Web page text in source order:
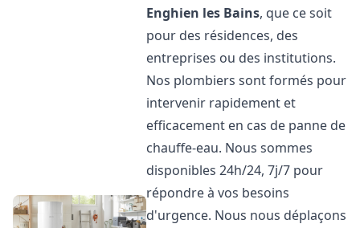
Enghien les Bains, que ce soit
pour des résidences, des
entreprises ou des institutions.
Nos plombiers sont formés pour
intervenir rapidement et
efficacement en cas de panne de
chauffe-eau. Nous sommes
disponibles 24h/24, 7j/7 pour
répondre à vos besoins
d'urgence. Nous nous déplaçons